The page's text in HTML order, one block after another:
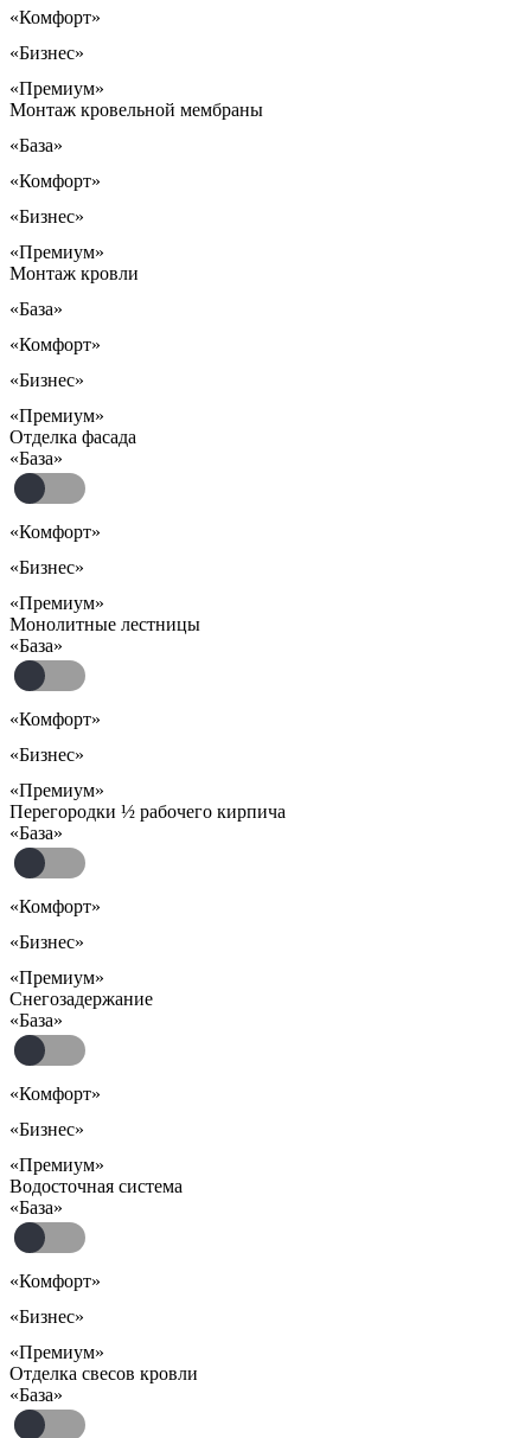
«Комфорт»
«Бизнес»
«Премиум»
Монтаж кровельной мембраны
«База»
«Комфорт»
«Бизнес»
«Премиум»
Монтаж кровли
«База»
«Комфорт»
«Бизнес»
«Премиум»
Отделка фасада
«База»
«Комфорт»
«Бизнес»
«Премиум»
Монолитные лестницы
«База»
«Комфорт»
«Бизнес»
«Премиум»
Перегородки ½ рабочего кирпича
«База»
«Комфорт»
«Бизнес»
«Премиум»
Снегозадержание
«База»
«Комфорт»
«Бизнес»
«Премиум»
Водосточная система
«База»
«Комфорт»
«Бизнес»
«Премиум»
Отделка свесов кровли
«База»